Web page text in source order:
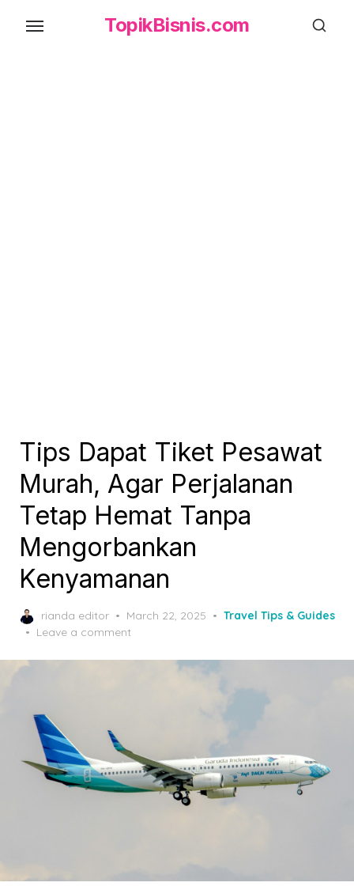
TopikBisnis.com
Tips Dapat Tiket Pesawat
Murah, Agar Perjalanan
Tetap Hemat Tanpa
Mengorbankan
Kenyamanan
rianda editor
Posted
on
March 22, 2025
Travel Tips & Guides
Leave a comment